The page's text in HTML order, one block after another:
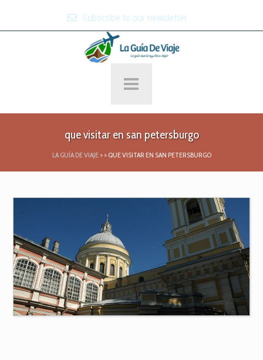
Subscribe to our newsletter
que visitar en san petersburgo
LA GUÍA DE VIAJE> > QUE VISITAR EN SAN PETERSBURGO